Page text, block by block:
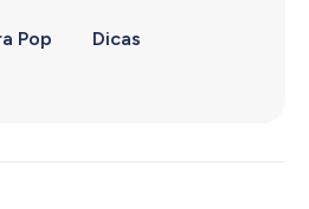
Pop Dicas